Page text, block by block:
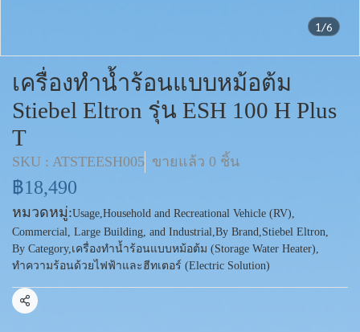
1/6
เครื่องทำน้ำร้อนแบบหม้อต้ม
Stiebel Eltron รุ่น ESH 100 H Plus
T
SKU : ATSTEESH005 ขายแล้ว 0 ชิ้น
฿18,490
หมวดหมู่:Usage,Household and Recreational Vehicle (RV),
Commercial, Large Building, and Industrial,By Brand,Stiebel Eltron,
By Category,เครื่องทำน้ำร้อนแบบหม้อต้ม (Storage Water Heater),
ทำความร้อนด้วยไฟฟ้าและฮีทเตอร์ (Electric Solution)
แชร์